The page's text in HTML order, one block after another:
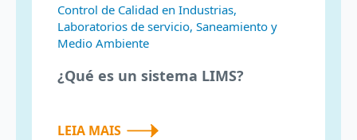
Control de Calidad en Industrias,
Laboratorios de servicio, Saneamiento y
Medio Ambiente
¿Qué es un sistema LIMS?
LEIA MAIS